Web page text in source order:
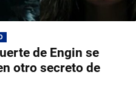
de Engin se
otro secreto de